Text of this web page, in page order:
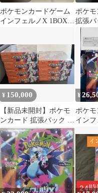
ポケモンカードゲーム
インフェルノX 1BOX
ポケ
拡張パ
ノX
き
¥ 150,000
【新品未開封】ポケモ
ンカード 拡張パック イ
ンフェルノX BOX
¥
ポケ
インフ